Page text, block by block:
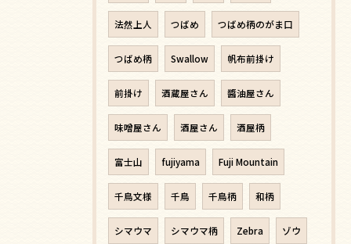
法然上人 つばめ つばめ柄のがま口
つばめ柄 Swallow 帆布前掛け
前掛け 酒蔵屋さん 醬油屋さん
味噌屋さん 酒屋さん 酒屋柄
富士山 fujiyama Fuji Mountain
千鳥文様 千鳥 千鳥柄 和柄
シマウマ シマウマ柄 Zebra ゾウ